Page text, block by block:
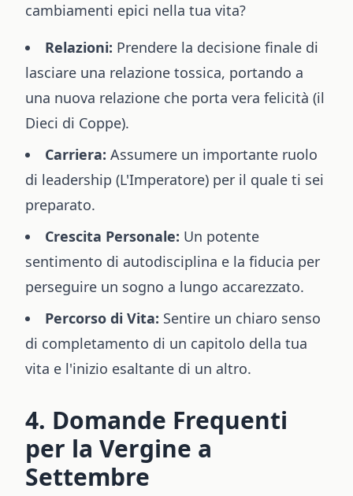
cambiamenti epici nella tua vita?
Relazioni: Prendere la decisione finale di
lasciare una relazione tossica, portando a
una nuova relazione che porta vera felicità (il
Dieci di Coppe).
Carriera: Assumere un importante ruolo
di leadership (L'Imperatore) per il quale ti sei
preparato.
Crescita Personale: Un potente
sentimento di autodisciplina e la fiducia per
perseguire un sogno a lungo accarezzato.
Percorso di Vita: Sentire un chiaro senso
di completamento di un capitolo della tua
vita e l'inizio esaltante di un altro.
4. Domande Frequenti
per la Vergine a
Settembre